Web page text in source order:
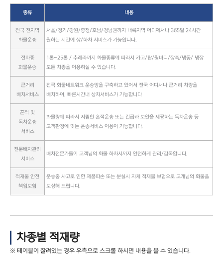
종류 내용
전국 전지역
화물운송
서울/경기/강원/충청/호남/경남권까지 내륙지역 어디에서나 365일 24시간
원하는 시간에 상/하차 서비스가 가능합니다.
전차종
화물운송
1톤~25톤 / 추레라까지 화물종류에 따라서 카고/탑/윙바디/장축/냉동/ 냉장
모든 차종을 이용하실 수 있습니다.
근거리
배차서비스
전국 화물네트워크 운송망을 구축하고 있어서 전국 어디서나 근거리 차량을
배차하여, 빠른시간내 상차서비스가 가능합니다
혼적 및
독차운송
서비스
화물량에 따라서 저렴한 혼적운송 또는 긴급과 보안을 제공하는 독차운송 등
고객환경에 맞는 운송서비스 이용이 가능합니다.
전문배차관리
서비스
배차전문가들이 고객님의 화물 하차시까지 안전하게 관리/감독합니다.
적재물 안전
책임보험
운송중 사고로 인한 제품파손 또는 분실시 자체 적재물 보험으로 고개님의 화물을
보상해 드립니다.
차종별 적재량